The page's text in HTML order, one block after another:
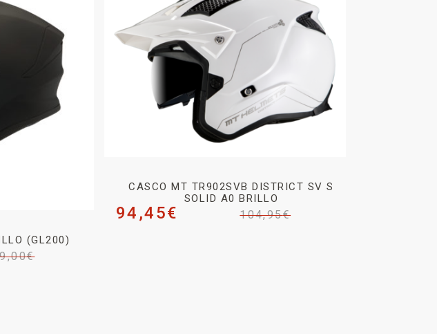
(GL200)
€
CASCO MT TR902SVB DISTRICT SV S
SOLID A0 BRILLO
104,95€
94,45€